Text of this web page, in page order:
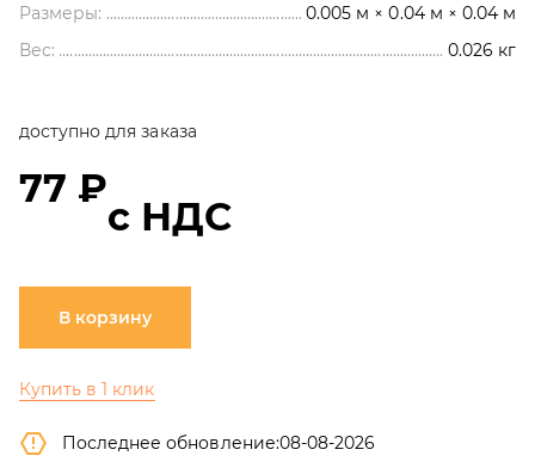
Размеры:
0.005 м × 0.04 м × 0.04 м
Вес:
0.026 кг
доступно для заказа
77 ₽
с НДС
В корзину
Купить в 1 клик
Последнее обновление:08-08-2026